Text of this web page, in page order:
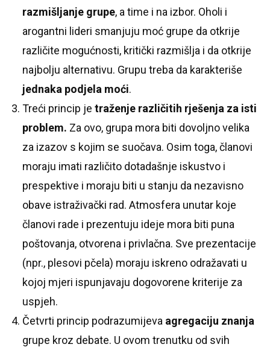
razmišljanje grupe, a time i na izbor. Oholi i
arogantni lideri smanjuju moć grupe da otkrije
različite mogućnosti, kritički razmišlja i da otkrije
najbolju alternativu. Grupu treba da karakteriše
jednaka podjela moći.
Treći princip je traženje različitih rješenja za isti
problem. Za ovo, grupa mora biti dovoljno velika
za izazov s kojim se suočava. Osim toga, članovi
moraju imati različito dotadašnje iskustvo i
prespektive i moraju biti u stanju da nezavisno
obave istraživački rad. Atmosfera unutar koje
članovi rade i prezentuju ideje mora biti puna
poštovanja, otvorena i privlačna. Sve prezentacije
(npr., plesovi pčela) moraju iskreno odražavati u
kojoj mjeri ispunjavaju dogovorene kriterije za
uspjeh.
Četvrti princip podrazumijeva agregaciju znanja
grupe kroz debate. U ovom trenutku od svih